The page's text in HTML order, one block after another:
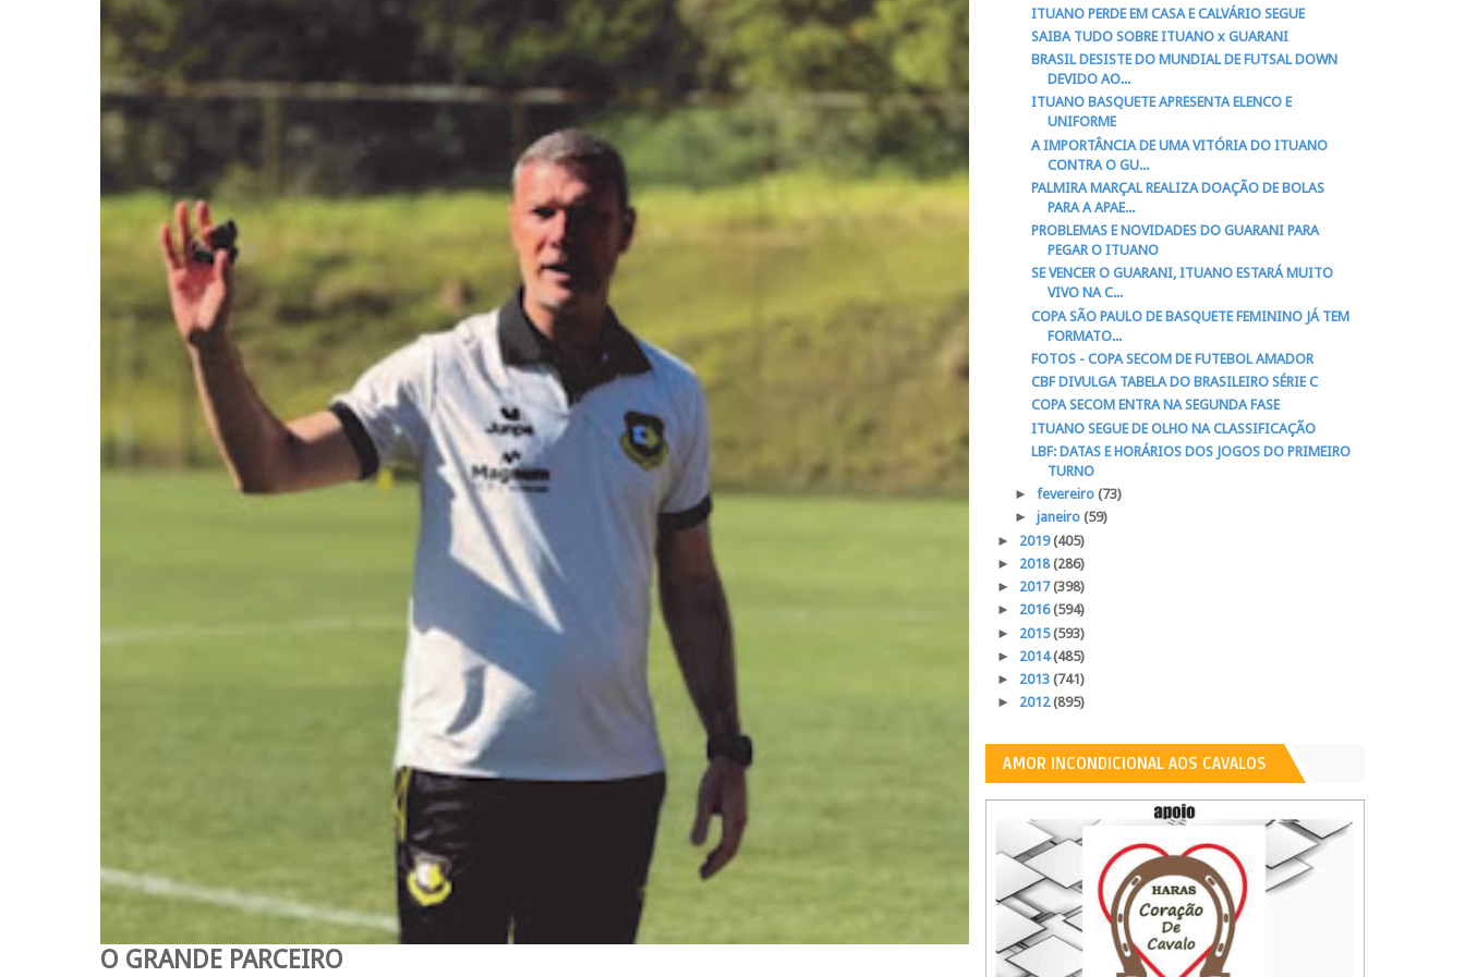
O GRANDE PARCEIRO
ITUANO PERDE EM CASA E CALVÁRIO SEGUE
SAIBA TUDO SOBRE ITUANO x GUARANI
BRASIL DESISTE DO MUNDIAL DE FUTSAL DOWN
DEVIDO AO...
ITUANO BASQUETE APRESENTA ELENCO E
UNIFORME
A IMPORTÂNCIA DE UMA VITÓRIA DO ITUANO
CONTRA O GU...
PALMIRA MARÇAL REALIZA DOAÇÃO DE BOLAS
PARA A APAE...
PROBLEMAS E NOVIDADES DO GUARANI PARA
PEGAR O ITUANO
SE VENCER O GUARANI, ITUANO ESTARÁ MUITO
VIVO NA C...
COPA SÃO PAULO DE BASQUETE FEMININO JÁ TEM
FORMATO...
FOTOS - COPA SECOM DE FUTEBOL AMADOR
CBF DIVULGA TABELA DO BRASILEIRO SÉRIE C
COPA SECOM ENTRA NA SEGUNDA FASE
ITUANO SEGUE DE OLHO NA CLASSIFICAÇÃO
LBF: DATAS E HORÁRIOS DOS JOGOS DO PRIMEIRO
TURNO
► fevereiro (73)
► janeiro (59)
► 2019(405)
► 2018(286)
► 2017(398)
► 2016(594)
► 2015(593)
► 2014(485)
► 2013 (741)
► 2012(895)
AMOR INCONDICIONAL AOS CAVALOS